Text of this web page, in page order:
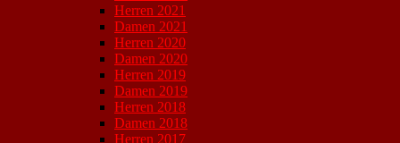
Herren 2021
Damen 2021
Herren 2020
Damen 2020
Herren 2019
Damen 2019
Herren 2018
Damen 2018
Herren 2017